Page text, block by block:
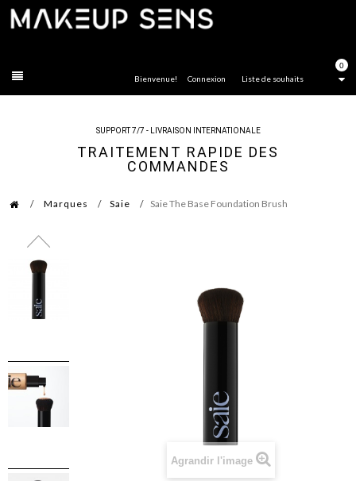
0
Liste de souhaits
Bienvenue! Connexion
SUPPORT 7/7 - LIVRAISON INTERNATIONALE
TRAITEMENT RAPIDE DES
COMMANDES
Marques Saie Saie The Base Foundation Brush
Agrandir l'image